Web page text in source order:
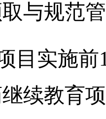
与规范
实施前
续教育